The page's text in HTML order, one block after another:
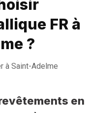
FR à
?
à Saint-Adelme
en